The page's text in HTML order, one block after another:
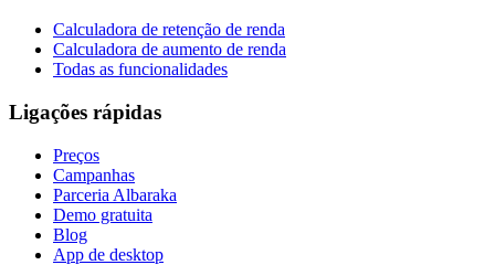
Calculadora de retenção de renda
Calculadora de aumento de renda
Todas as funcionalidades
Ligações rápidas
Preços
Campanhas
Parceria Albaraka
Demo gratuita
Blog
App de desktop